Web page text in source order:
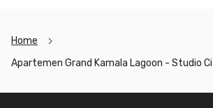
Home
Apartemen Grand Kamala Lagoon - Studio